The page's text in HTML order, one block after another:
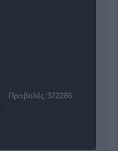
Προβολές:372286